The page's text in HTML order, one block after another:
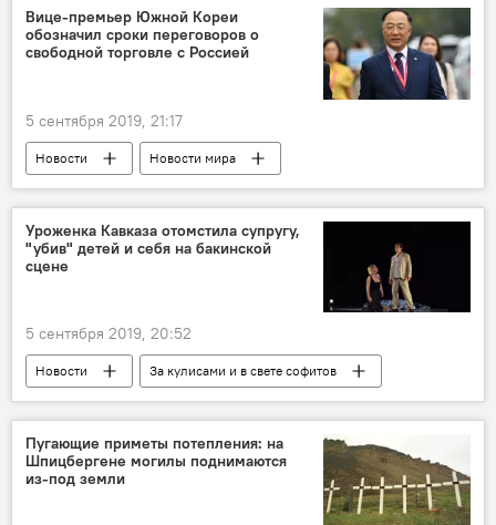
учения
Турция
Вице-премьер Южной Кореи
обозначил сроки переговоров о
свободной торговле с Россией
5 сентября 2019, 21:17
Новости
Новости мира
Экономика
Политика
Россия
Южная Корея
торговля
переговоры
Соглашение
Уроженка Кавказа отомстила супругу,
"убив" детей и себя на бакинской
сцене
5 сентября 2019, 20:52
Новости
За кулисами и в свете софитов
Азербайджан
Россия
Культура
ЖИЗНЬ
Баку
спектакль
театр
Пугающие приметы потепления: на
Шпицбергене могилы поднимаются
из-под земли